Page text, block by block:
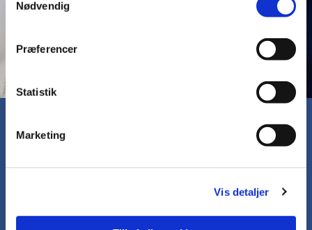
Nødvendig
Præferencer
Statistik
Marketing
Vis detaljer
Mulighed for dåb om lørdagen
Søndersø og Skamby kirker
Det er muligt at få sit barn døbt ved en af de særlige
lørdags dåbsgudstjenester, som tilbydes.